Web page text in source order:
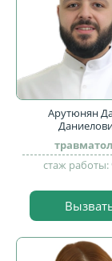
Арутюнян
стаж работы: